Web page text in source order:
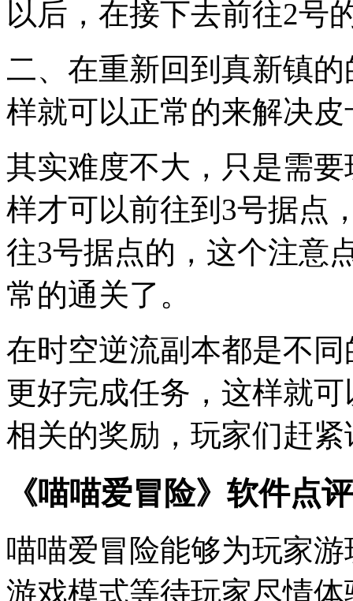
以后，在接下去前往2号
二、在重新回到真新镇
样就可以正常的来解决
其实难度不大，只是需
样才可以前往到3号据点
往3号据点的，这个注意
常的通关了。
在时空逆流副本都是不
更好完成任务，这样就
相关的奖励，玩家们赶
《喵喵爱冒险》软件点
喵喵爱冒险能够为玩家
游戏模式等待玩家尽情